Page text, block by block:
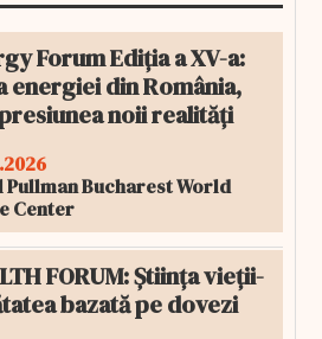
Forum Ediția a XV-a:
energiei din România,
noii realități
Pullman Bucharest World
Center
FORUM: Știința vieții-
bazată pe dovezi